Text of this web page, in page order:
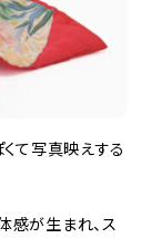
て写真映えする
感が生まれ、ス